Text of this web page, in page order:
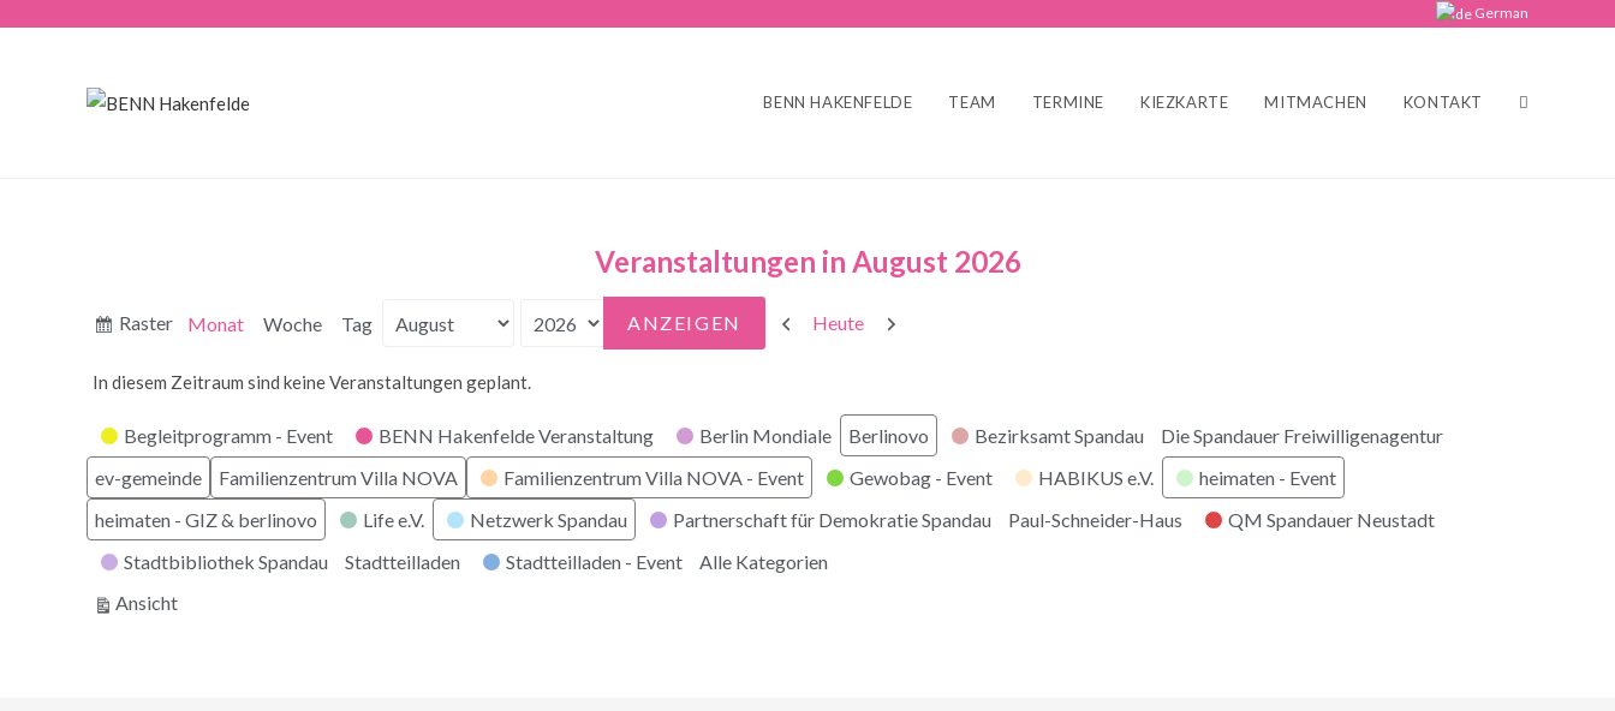
German
BENN HAKENFELDE TEAM TERMINE KIEZKARTE MITMACHEN KONTAKT
Veranstaltungen in August 2026
Anzeigen
Raster Monat Woche Tag
Monat
Jahr
Zurück
Heute Weiter
In diesem Zeitraum sind keine Veranstaltungen geplant.
Kategorien
Begleitprogramm - Event BENN Hakenfelde Veranstaltung Berlin Mondiale Berlinovo Bezirksamt Spandau
Die Spandauer Freiwilligenagentur
ev-gemeinde
Familienzentrum Villa NOVA Familienzentrum Villa NOVA - Event Gewobag - Event HABIKUS e.V.
heimaten - Event
heimaten - GIZ & berlinovo
Life e.V. Netzwerk Spandau Partnerschaft für Demokratie Spandau Paul-Schneider-Haus
QM Spandauer Neustadt
Stadtbibliothek Spandau
Stadtteilladen Stadtteilladen - Event
Alle Kategorien
Ansichtausdrucken